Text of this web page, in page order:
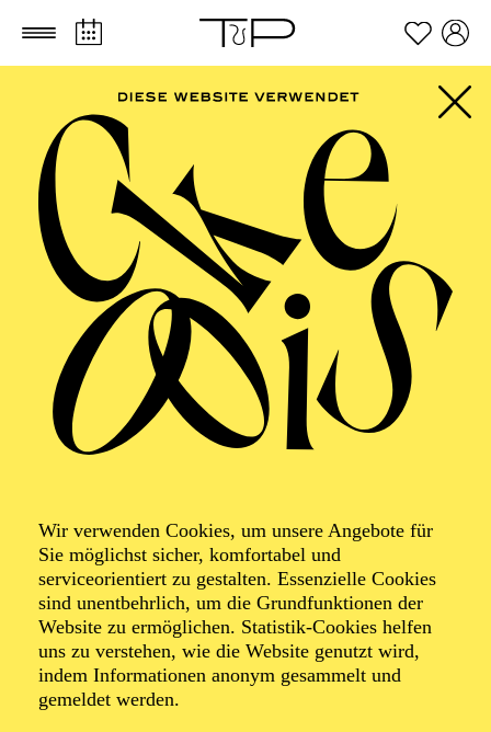
Zum Hauptinhalt springen Zum Footer springen
Wir verwenden Cookies, um unsere Angebote für
Sie möglichst sicher, komfortabel und
serviceorientiert zu gestalten. Essenzielle Cookies
sind unentbehrlich, um die Grundfunktionen der
Website zu ermöglichen. Statistik-Cookies helfen
uns zu verstehen, wie die Website genutzt wird,
indem Informationen anonym gesammelt und
gemeldet werden.
PHILHARMONIE
Folkwang Debüt
TICKETS